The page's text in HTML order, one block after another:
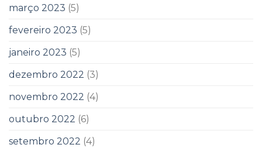
março 2023 (5)
fevereiro 2023 (5)
janeiro 2023 (5)
dezembro 2022 (3)
novembro 2022 (4)
outubro 2022 (6)
setembro 2022 (4)